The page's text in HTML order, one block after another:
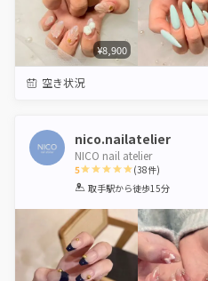
¥8,900
空き状況
nico.nailatelier
NICO nail atelier
5
1 2 3 4 5
(38件)
取手駅から徒歩15分